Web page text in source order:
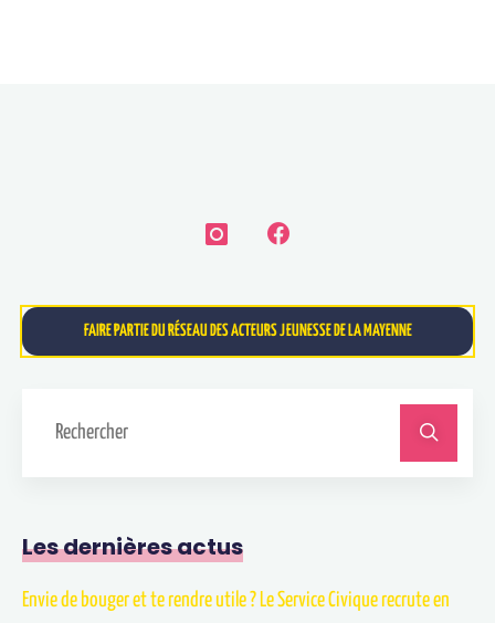
FAIRE PARTIE DU RÉSEAU DES ACTEURS JEUNESSE DE LA MAYENNE
Les dernières actus
Envie de bouger et te rendre utile ? Le Service Civique recrute en